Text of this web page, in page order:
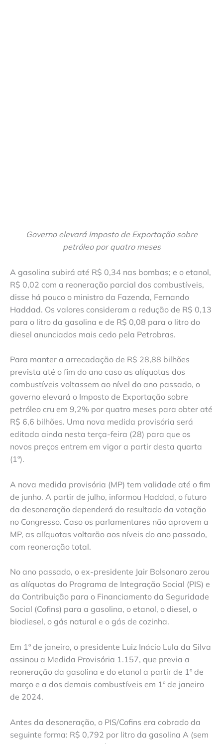
Governo elevará Imposto de Exportação sobre
petróleo por quatro meses
A gasolina subirá até R$ 0,34 nas bombas; e o etanol,
R$ 0,02 com a reoneração parcial dos combustíveis,
disse há pouco o ministro da Fazenda, Fernando
Haddad. Os valores consideram a redução de R$ 0,13
para o litro da gasolina e de R$ 0,08 para o litro do
diesel anunciados mais cedo pela Petrobras.
Para manter a arrecadação de R$ 28,88 bilhões
prevista até o fim do ano caso as alíquotas dos
combustíveis voltassem ao nível do ano passado, o
governo elevará o Imposto de Exportação sobre
petróleo cru em 9,2% por quatro meses para obter até
R$ 6,6 bilhões. Uma nova medida provisória será
editada ainda nesta terça-feira (28) para que os
novos preços entrem em vigor a partir desta quarta
(1º).
A nova medida provisória (MP) tem validade até o fim
de junho. A partir de julho, informou Haddad, o futuro
da desoneração dependerá do resultado da votação
no Congresso. Caso os parlamentares não aprovem a
MP, as alíquotas voltarão aos níveis do ano passado,
com reoneração total.
No ano passado, o ex-presidente Jair Bolsonaro zerou
as alíquotas do Programa de Integração Social (PIS) e
da Contribuição para o Financiamento da Seguridade
Social (Cofins) para a gasolina, o etanol, o diesel, o
biodiesel, o gás natural e o gás de cozinha.
Em 1º de janeiro, o presidente Luiz Inácio Lula da Silva
assinou a Medida Provisória 1.157, que previa a
reoneração da gasolina e do etanol a partir de 1º de
março e a dos demais combustíveis em 1º de janeiro
de 2024.
Antes da desoneração, o PIS/Cofins era cobrado da
seguinte forma: R$ 0,792 por litro da gasolina A (sem